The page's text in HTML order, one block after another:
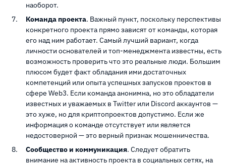
наоборот.
Команда проекта. Важный пункт, поскольку перспективы
конкретного проекта прямо зависят от команды, которая
его над ним работает. Самый лучший вариант, когда
личности основателей и топ-менеджмента известны, есть
возможность проверить что это реальные люди. Большим
плюсом будет факт обладания ими достаточных
компетенций или опыта успешных запусков проектов в
сфере Web3. Если команда анонимна, но это обладатели
известных и уважаемых в Twitter или Discord аккаунтов —
это хуже, но для криптопроектов допустимо. Если же
информация о команде отсутствует или является
недостоверной — это верный признак мошенничества.
Сообщество и коммуникация. Следует обратить
внимание на активность проекта в социальных сетях, на